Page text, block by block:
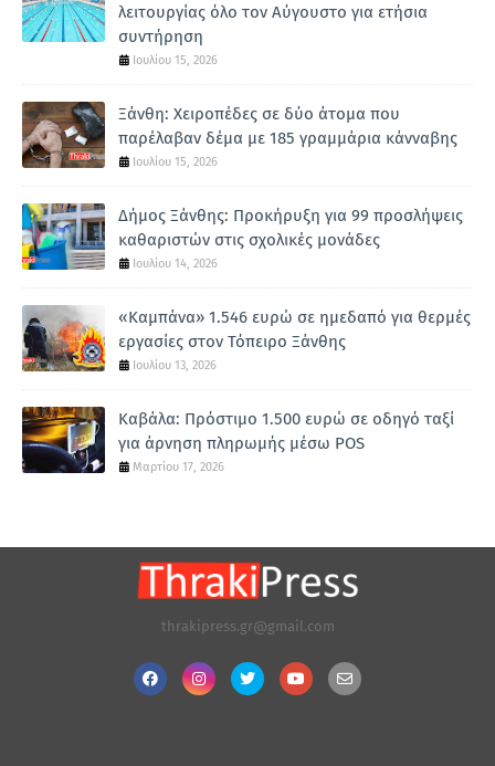
λειτουργίας όλο τον Αύγουστο για ετήσια
συντήρηση
Ιουλίου 15, 2026
Ξάνθη: Χειροπέδες σε δύο άτομα που
παρέλαβαν δέμα με 185 γραμμάρια κάνναβης
Ιουλίου 15, 2026
Δήμος Ξάνθης: Προκήρυξη για 99 προσλήψεις
καθαριστών στις σχολικές μονάδες
Ιουλίου 14, 2026
«Καμπάνα» 1.546 ευρώ σε ημεδαπό για θερμές
εργασίες στον Τόπειρο Ξάνθης
Ιουλίου 13, 2026
Καβάλα: Πρόστιμο 1.500 ευρώ σε οδηγό ταξί
για άρνηση πληρωμής μέσω POS
Μαρτίου 17, 2026
thrakipress.gr@gmail.com